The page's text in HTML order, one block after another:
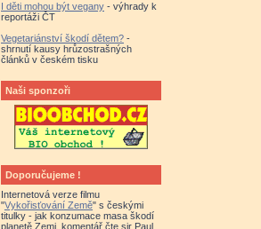
I děti mohou být vegany - výhrady k
reportáži ČT
Vegetariánství škodí dětem? -
shrnutí kausy hrůzostrašných
článků v českém tisku
Naši sponzoři
Doporučujeme !
Internetová verze filmu
"Vykořisťování Země" s českými
titulky - jak konzumace masa škodí
planetě Zemi, komentář čte sir Paul